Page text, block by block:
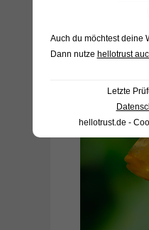
Auch du möchtest deine
Dann nutze hellotrust
Letzte
hellotrust.de -